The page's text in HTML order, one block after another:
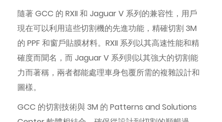
隨著 GCC 的 RXII 和 Jaguar V 系列的兼容性，用戶
現在可以利用這些切割機的先進功能，精確切割 3M
的 PPF 和窗戶貼膜材料。RXII 系列以其高速性能和精
確度而聞名，而 Jaguar V 系列則以其強大的切割能
力而著稱，兩者都能處理車身包覆所需的複雜設計和
圖樣。
GCC 的切割技術與 3M 的 Patterns and Solutions